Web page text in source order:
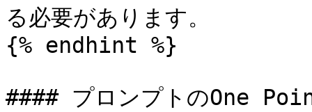
る必要があります。
{% endhint %}
#### プロンプトのOne